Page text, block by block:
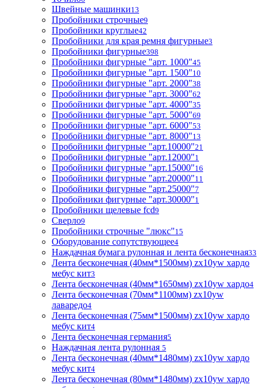
Швейные машинки13
Пробойники строчные9
Пробойники круглые42
Пробойники для края ремня фигурные3
Пробойники фигурные398
Пробойники фигурные "арт. 1000"45
Пробойники фигурные "арт. 1500"10
Пробойники фигурные "арт. 2000"38
Пробойники фигурные "арт. 3000"62
Пробойники фигурные "арт. 4000"35
Пробойники фигурные "арт. 5000"69
Пробойники фигурные "арт. 6000"53
Пробойники фигурные "арт. 8000"13
Пробойники фигурные "арт.10000"21
Пробойники фигурные "арт.12000"1
Пробойники фигурные "арт.15000"16
Пробойники фигурные "арт.20000"11
Пробойники фигурные "арт.25000"7
Пробойники фигурные "арт.30000"1
Пробойники щелевые fcd9
Сверло9
Пробойники строчные "люкс"15
Оборудование сопутствующее4
Наждачная бумага рулонная и лента бесконечная33
Лента бесконечная (40мм*1500мм) zx10yw хардо
мебус кит3
Лента бесконечная (40мм*1650мм) zx10yw хардо4
Лента бесконечная (70мм*1100мм) zx10yw
лаваредо4
Лента бесконечная (75мм*1500мм) zx10yw хардо
мебус кит4
Лента бесконечная германия5
Наждачная лента рулонная 5
Лента бесконечная (40мм*1480мм) zx10yw хардо
мебус кит4
Лента бесконечная (80мм*1480мм) zx10yw хардо